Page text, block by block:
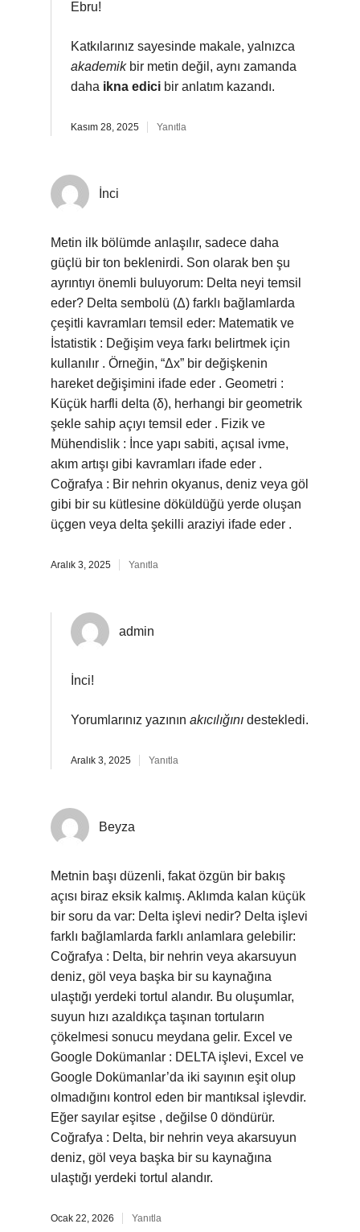
Ebru!
Katkılarınız sayesinde makale, yalnızca
akademikbir metin değil, aynı zamanda
daha ikna edici bir anlatım kazandı.
Kasım 28, 2025 Yanıtla
İnci
Metin ilk bölümde anlaşılır, sadece daha
güçlü bir ton beklenirdi. Son olarak ben şu
ayrıntıyı önemli buluyorum: Delta neyi temsil
eder? Delta sembolü (Δ) farklı bağlamlarda
çeşitli kavramları temsil eder: Matematik ve
İstatistik : Değişim veya farkı belirtmek için
kullanılır . Örneğin, “Δx” bir değişkenin
hareket değişimini ifade eder . Geometri :
Küçük harfli delta (δ), herhangi bir geometrik
şekle sahip açıyı temsil eder . Fizik ve
Mühendislik : İnce yapı sabiti, açısal ivme,
akım artışı gibi kavramları ifade eder .
Coğrafya : Bir nehrin okyanus, deniz veya göl
gibi bir su kütlesine döküldüğü yerde oluşan
üçgen veya delta şekilli araziyi ifade eder .
Aralık 3, 2025 Yanıtla
admin
İnci!
Yorumlarınız yazının akıcılığını destekledi.
Aralık 3, 2025 Yanıtla
Beyza
Metnin başı düzenli, fakat özgün bir bakış
açısı biraz eksik kalmış. Aklımda kalan küçük
bir soru da var: Delta işlevi nedir? Delta işlevi
farklı bağlamlarda farklı anlamlara gelebilir:
Coğrafya : Delta, bir nehrin veya akarsuyun
deniz, göl veya başka bir su kaynağına
ulaştığı yerdeki tortul alandır. Bu oluşumlar,
suyun hızı azaldıkça taşınan tortuların
çökelmesi sonucu meydana gelir. Excel ve
Google Dokümanlar : DELTA işlevi, Excel ve
Google Dokümanlar’da iki sayının eşit olup
olmadığını kontrol eden bir mantıksal işlevdir.
Eğer sayılar eşitse , değilse 0 döndürür.
Coğrafya : Delta, bir nehrin veya akarsuyun
deniz, göl veya başka bir su kaynağına
ulaştığı yerdeki tortul alandır.
Ocak 22, 2026 Yanıtla